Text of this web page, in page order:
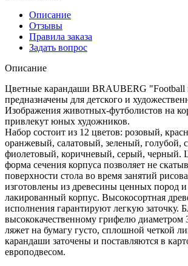
Описание
Отзывы
Правила заказа
Задать вопрос
Описание
Цветные карандаши BRAUBERG "Football
предназначены для детского и
Изображения животных-футболистов на
привлекут юных художников.
Набор состоит из 12 цветов: розовый,
оранжевый, салатовый, зеленый, голубой,
фиолетовый, коричневый, серый, черный.
форма сечения корпуса позволяет не
поверхности стола во время занятий
изготовлены из древесины ценных пород
лакированный корпус. Высокосортная
исполнения гарантируют легкую заточку.
высококачественному грифелю диаметром
ляжет на бумагу густо, сплошной четкой
карандаши заточены и поставляются в
европодвесом.